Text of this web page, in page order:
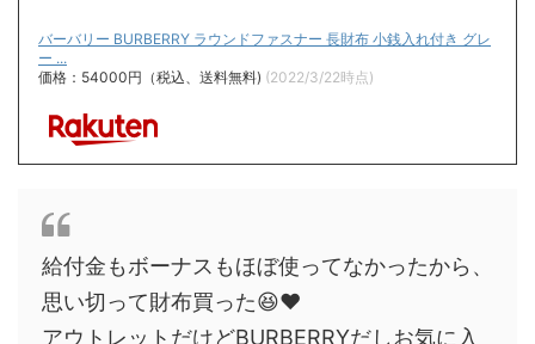
バーバリー BURBERRY ラウンドファスナー 長財布 小銭入れ付き グレ
ー ...
価格：54000円（税込、送料無料) (2022/3/22時点)
給付金もボーナスもほぼ使ってなかったから、
思い切って財布買った😆❤️
アウトレットだけどBURBERRYだしお気に入